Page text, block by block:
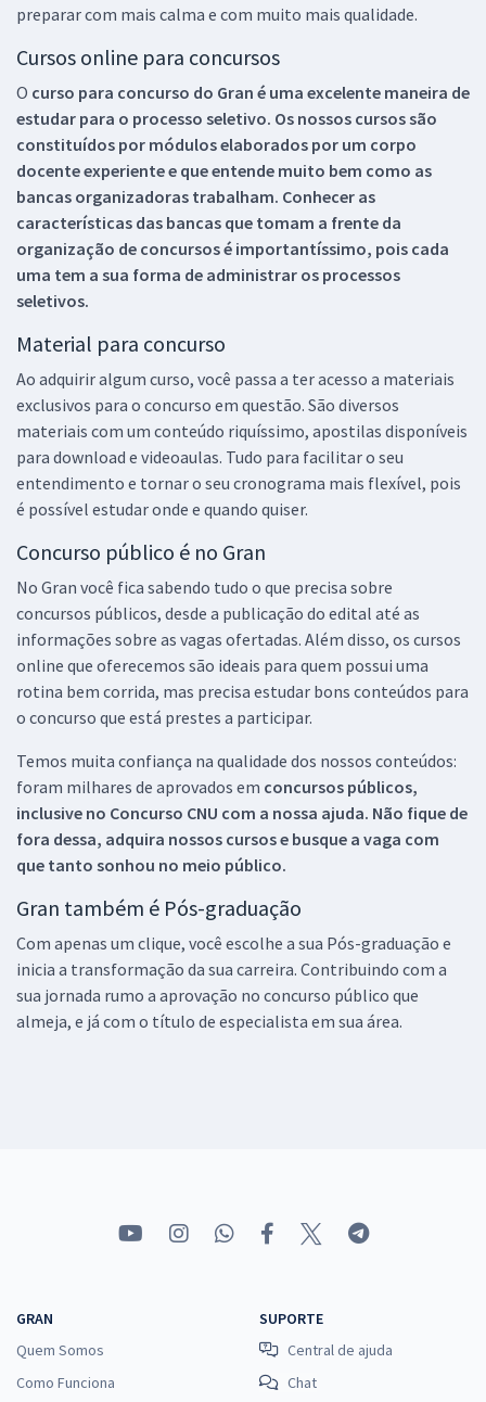
preparar com mais calma e com muito mais qualidade.
Cursos online para concursos
O curso para concurso do Gran é uma excelente maneira de
estudar para o processo seletivo. Os nossos cursos são
constituídos por módulos elaborados por um corpo
docente experiente e que entende muito bem como as
bancas organizadoras trabalham. Conhecer as
características das bancas que tomam a frente da
organização de concursos é importantíssimo, pois cada
uma tem a sua forma de administrar os processos
seletivos.
Material para concurso
Ao adquirir algum curso, você passa a ter acesso a materiais
exclusivos para o concurso em questão. São diversos
materiais com um conteúdo riquíssimo, apostilas disponíveis
para download e videoaulas. Tudo para facilitar o seu
entendimento e tornar o seu cronograma mais flexível, pois
é possível estudar onde e quando quiser.
Concurso público é no Gran
No Gran você fica sabendo tudo o que precisa sobre
concursos públicos, desde a publicação do edital até as
informações sobre as vagas ofertadas. Além disso, os cursos
online que oferecemos são ideais para quem possui uma
rotina bem corrida, mas precisa estudar bons conteúdos para
o concurso que está prestes a participar.
Temos muita confiança na qualidade dos nossos conteúdos:
foram milhares de aprovados em concursos públicos,
inclusive no Concurso CNU com a nossa ajuda. Não fique de
fora dessa, adquira nossos cursos e busque a vaga com
que tanto sonhou no meio público.
Gran também é Pós-graduação
Com apenas um clique, você escolhe a sua Pós-graduação e
inicia a transformação da sua carreira. Contribuindo com a
sua jornada rumo a aprovação no concurso público que
almeja, e já com o título de especialista em sua área.
GRAN
Quem Somos
Como Funciona
SUPORTE
Central de ajuda
Chat